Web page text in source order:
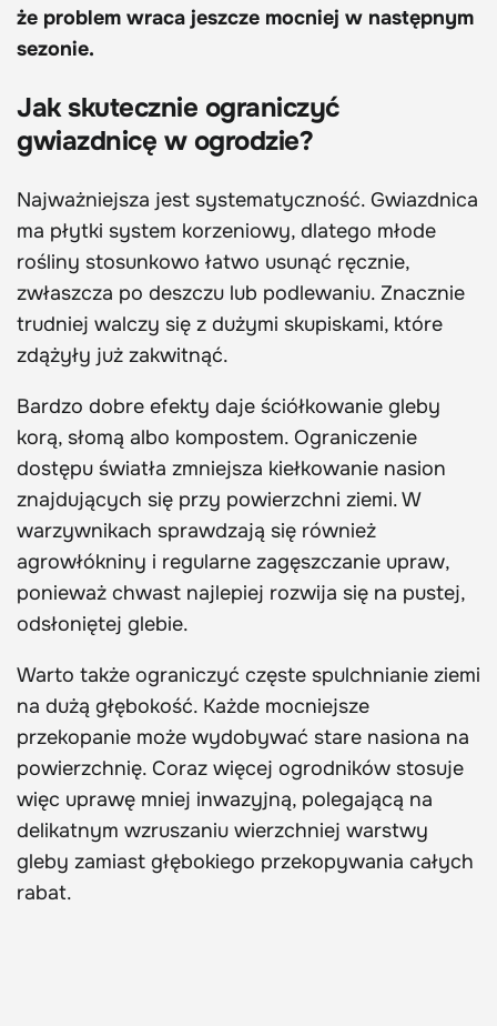
że problem wraca jeszcze mocniej w następnym
sezonie.
Jak skutecznie ograniczyć
gwiazdnicę w ogrodzie?
Najważniejsza jest systematyczność. Gwiazdnica
ma płytki system korzeniowy, dlatego młode
rośliny stosunkowo łatwo usunąć ręcznie,
zwłaszcza po deszczu lub podlewaniu. Znacznie
trudniej walczy się z dużymi skupiskami, które
zdążyły już zakwitnąć.
Bardzo dobre efekty daje ściółkowanie gleby
korą, słomą albo kompostem. Ograniczenie
dostępu światła zmniejsza kiełkowanie nasion
znajdujących się przy powierzchni ziemi. W
warzywnikach sprawdzają się również
agrowłókniny i regularne zagęszczanie upraw,
ponieważ chwast najlepiej rozwija się na pustej,
odsłoniętej glebie.
Warto także ograniczyć częste spulchnianie ziemi
na dużą głębokość. Każde mocniejsze
przekopanie może wydobywać stare nasiona na
powierzchnię. Coraz więcej ogrodników stosuje
więc uprawę mniej inwazyjną, polegającą na
delikatnym wzruszaniu wierzchniej warstwy
gleby zamiast głębokiego przekopywania całych
rabat.